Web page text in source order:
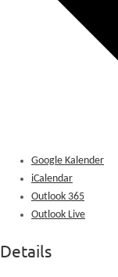
Google Kalender
iCalendar
Outlook 365
Outlook Live
Details